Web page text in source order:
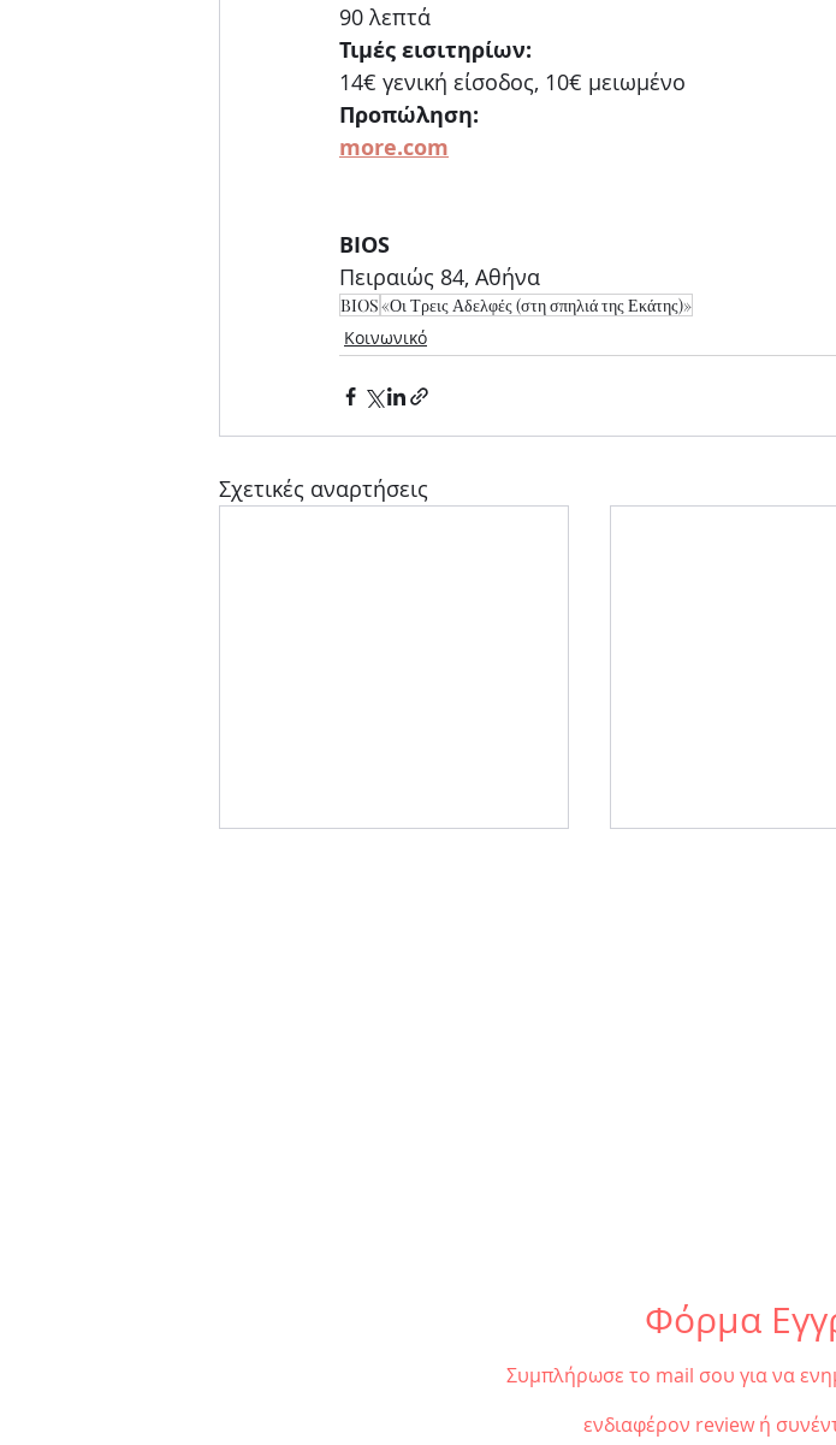
90 λεπτά
Τιμές εισιτηρίων:
14€ γενική είσοδος, 10€ μειωμένο
Προπώληση:
more.com
BIOS
Πειραιώς 84, Αθήνα
BIOS«Οι Τρεις Αδελφές (στη σπηλιά της Εκάτης)»
Κοινωνικό
Σχετικές αναρτήσεις
Φόρμα
Συμπλήρωσε το mail σου για να
ενδιαφέρον review ή